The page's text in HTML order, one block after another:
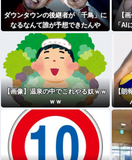
ダウンタウンの後継者が「千鳥」に
なるなんて誰が予想できたんや
【
「AI
【画像】温泉の中でこれやる奴ｗｗ
ｗｗ
【